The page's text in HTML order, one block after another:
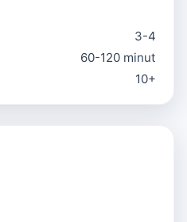
3-4
60-120 minut
10+